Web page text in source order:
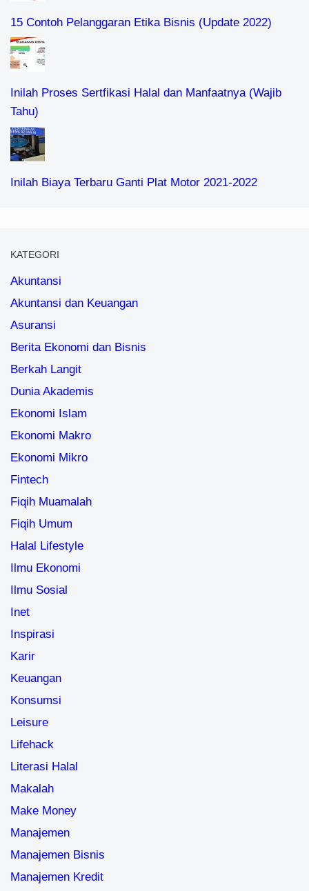
15 Contoh Pelanggaran Etika Bisnis (Update 2022)
Inilah Proses Sertfikasi Halal dan Manfaatnya (Wajib
Tahu)
Inilah Biaya Terbaru Ganti Plat Motor 2021-2022
KATEGORI
Akuntansi
Akuntansi dan Keuangan
Asuransi
Berita Ekonomi dan Bisnis
Berkah Langit
Dunia Akademis
Ekonomi Islam
Ekonomi Makro
Ekonomi Mikro
Fintech
Fiqih Muamalah
Fiqih Umum
Halal Lifestyle
Ilmu Ekonomi
Ilmu Sosial
Inet
Inspirasi
Karir
Keuangan
Konsumsi
Leisure
Lifehack
Literasi Halal
Makalah
Make Money
Manajemen
Manajemen Bisnis
Manajemen Kredit